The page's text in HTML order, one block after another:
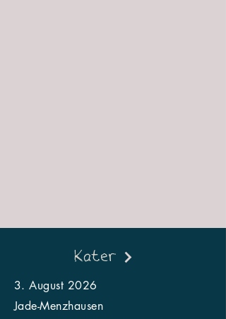
Kater
3. August 2026
Jade-Menzhausen